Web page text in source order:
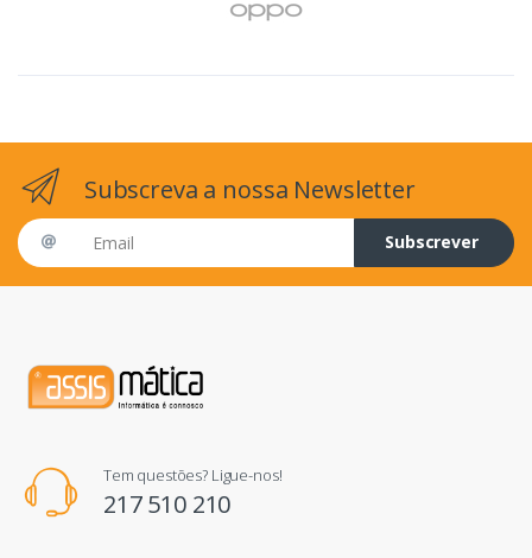
Subscreva a nossa Newsletter
Email address
Subscrever
Tem questões? Ligue-nos!
217 510 210